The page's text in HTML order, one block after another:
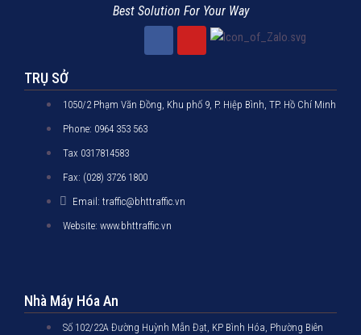
Best Solution For Your Way
TRỤ SỞ
1050/2 Phạm Văn Đồng, Khu phố 9, P. Hiệp Bình, TP. Hồ Chí Minh
Phone: 0964 353 563
Tax 0317814583
Fax: (028) 3726 1800
Email: traffic@bhttraffic.vn
Website: www.bhttraffic.vn
Nhà Máy Hóa An
Số 102/22A Đường Huỳnh Mẫn Đạt, KP Bình Hóa, Phường Biên